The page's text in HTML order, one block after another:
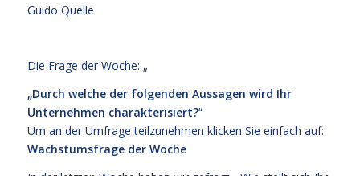
Guido Quelle
Die Frage der Woche: „
„Durch welche der folgenden Aussagen wird Ihr
Unternehmen charakterisiert?“
Um an der Umfrage teilzunehmen klicken Sie einfach auf:
Wachstumsfrage der Woche